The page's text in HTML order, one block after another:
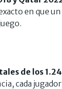
en que un
de los
cada